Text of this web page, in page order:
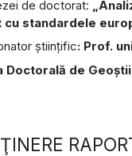
de doctorat:
cu standardele
ştiinţific: Prof.
Doctorală de